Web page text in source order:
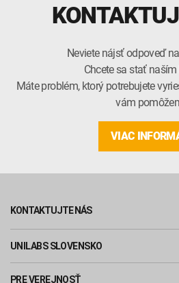
Neviete nájsť odpoveď
Chcete sa stať
Máte problém, ktorý potrebujete
vám
VIAC
KONTAKTUJTE NÁS
UNILABS SLOVENSKO
PRE VEREJNOSŤ